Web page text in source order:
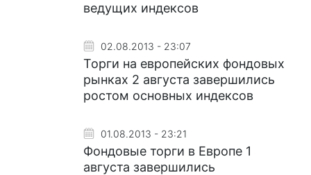
ведущих индексов
02.08.2013 - 23:07
Торги на европейских фондовых
рынках 2 августа завершились
ростом основных индексов
01.08.2013 - 23:21
Фондовые торги в Европе 1
августа завершились